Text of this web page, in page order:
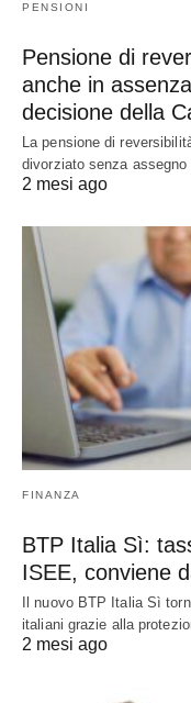
PENSIONI
Pensione di
anche in
decisione della
La pensione di
divorziato senza
2 mesi ago
FINANZA
BTP Italia Sì:
ISEE, conviene
Il nuovo BTP Italia Sì
italiani grazie alla
2 mesi ago